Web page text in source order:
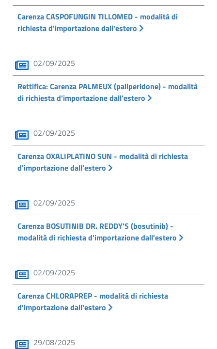
Carenza CASPOFUNGIN TILLOMED - modalità di
richiesta d'importazione dall'estero
02/09/2025
Rettifica: Carenza PALMEUX (paliperidone) - modalità
di richiesta d'importazione dall'estero
02/09/2025
Carenza OXALIPLATINO SUN - modalità di richiesta
d'importazione dall'estero
02/09/2025
Carenza BOSUTINIB DR. REDDY'S (bosutinib) -
modalità di richiesta d'importazione dall'estero
02/09/2025
Carenza CHLORAPREP - modalità di richiesta
d'importazione dall'estero
29/08/2025